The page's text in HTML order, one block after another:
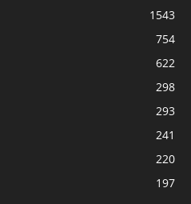
1543
754
622
298
293
241
220
197